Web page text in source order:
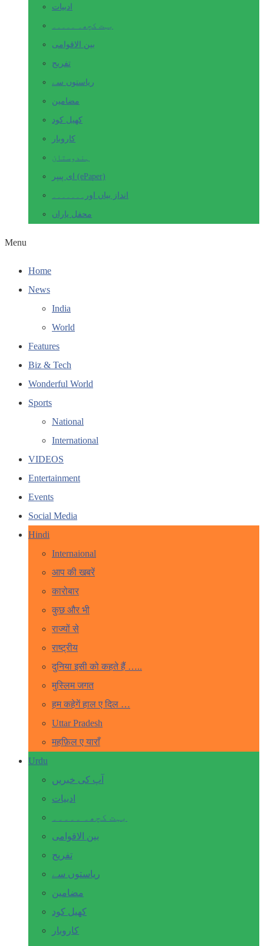
ادبیات
بہت کچھ۔ ۔۔۔۔۔
بین الاقوامی
تفریح
ریاستوں سے
مضامین
کھیل کود
کاروبار
ہندوستان
ای پیپر (ePaper)
انداز بیاں اور۔۔۔۔۔۔۔
محفل یاراں
Menu
Home
News
India
World
Features
Biz & Tech
Wonderful World
Sports
National
International
VIDEOS
Entertainment
Events
Social Media
Hindi
Internaional
आप की खबरें
कारोबार
कुछ और भी
राज्यों से
राष्ट्रीय
दुनिया इसी को कहते हैं …..
मुस्लिम जगत
हम कहेगें हाल ए दिल …
Uttar Pradesh
महफ़िल ए याराँ
Urdu
آپ کی خبریں
ادبیات
بہت کچھ۔ ۔۔۔۔۔
بین الاقوامی
تفریح
ریاستوں سے
مضامین
کھیل کود
کاروبار